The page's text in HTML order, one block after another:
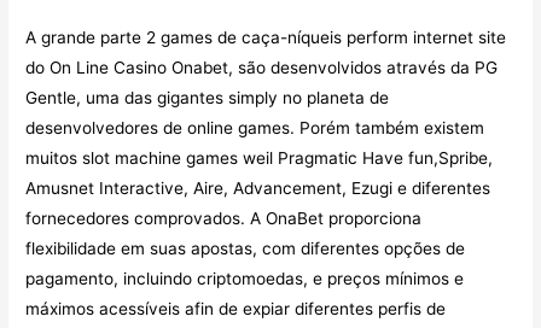
A grande parte 2 games de caça-níqueis perform internet site
do On Line Casino Onabet, são desenvolvidos através da PG
Gentle, uma das gigantes simply no planeta de
desenvolvedores de online games. Porém também existem
muitos slot machine games weil Pragmatic Have fun,Spribe,
Amusnet Interactive, Aire, Advancement, Ezugi e diferentes
fornecedores comprovados. A OnaBet proporciona
flexibilidade em suas apostas, com diferentes opções de
pagamento, incluindo criptomoedas, e preços mínimos e
máximos acessíveis afin de expiar diferentes perfis de